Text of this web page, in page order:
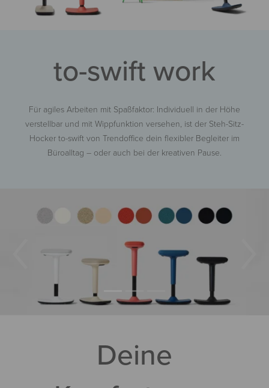
to-swift work
Für agiles Arbeiten mit Spaßfaktor: Individuell in der Höhe
verstellbar und mit Wippfunktion versehen, ist der Steh-Sitz-
Hocker to-swift von Trendoffice dein flexibler Begleiter im
Büroalltag – oder auch bei der kreativen Pause.
Deine